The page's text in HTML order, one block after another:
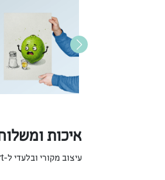
איכות
עיצוב מקורי ובלעדי ל-Pquick Art, מודפס על נייר Fine Art יוקרתי המבטיח צבעים חיים ועמידות לאורך שנים. אנו מתחייבים למשלוח מהיר כדי שהאומנות תגיע אליכם בהקדם.